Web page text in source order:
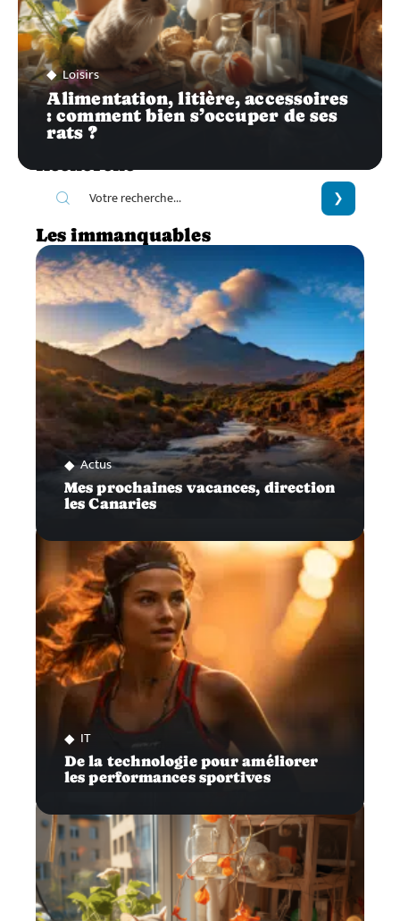
Loisirs
Alimentation, litière, accessoires
: comment bien s’occuper de ses
rats ?
Recherche
Les immanquables
Actus
Mes prochaines vacances, direction
les Canaries
IT
De la technologie pour améliorer
les performances sportives